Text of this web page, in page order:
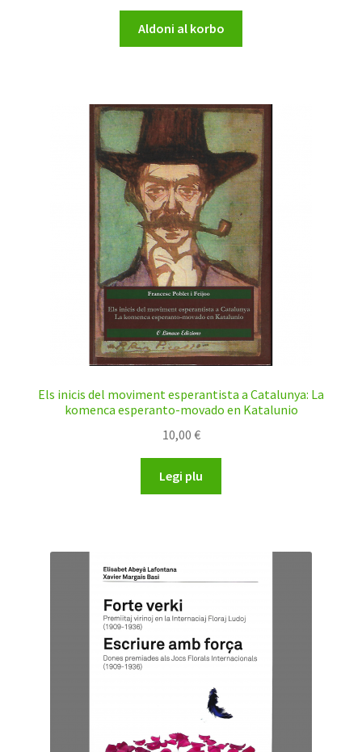
Aldoni al korbo
Els inicis del moviment esperantista a Catalunya: La
komenca esperanto-movado en Katalunio
10,00 €
Legi plu